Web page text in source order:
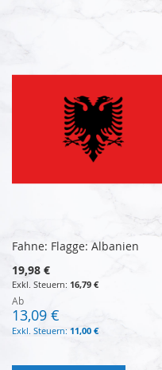
Fahne: Flagge: Albanien
19,98 €
16,79 €
Ab
13,09 €
11,00 €